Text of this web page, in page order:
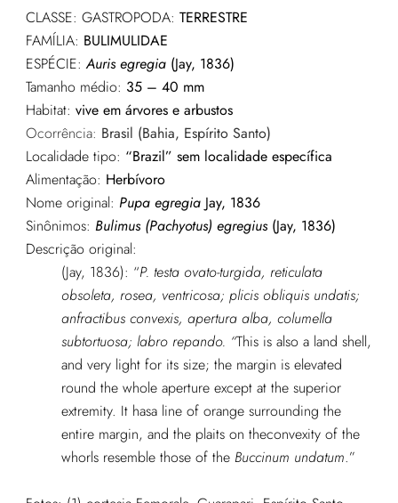
CLASSE: GASTROPODA: TERRESTRE
FAMÍLIA: BULIMULIDAE
ESPÉCIE:Auris egregia(Jay, 1836)
Tamanho médio: 35 – 40 mm
Habitat: vive em árvores e arbustos
Ocorrência: Brasil (Bahia, Espírito Santo)
Localidade tipo: “Brazil” sem localidade específica
Alimentação: Herbívoro
Nome original: Pupa egregiaJay, 1836
Sinônimos: Bulimus (Pachyotus) egregius(Jay, 1836)
Descrição original:
(Jay, 1836): “P. testa ovato-turgida, reticulata
obsoleta, rosea, ventricosa; plicis obliquis undatis;
anfractibus convexis, apertura alba, columella
subtortuosa; labro repando. “This is also a land shell,
and very light for its size; the margin is elevated
round the whole aperture except at the superior
extremity. It hasa line of orange surrounding the
entire margin, and the plaits on theconvexity of the
whorls resemble those of the Buccinum undatum.”